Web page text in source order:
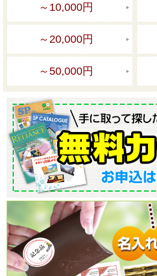
～10,000円
～20,000円
～50,000円